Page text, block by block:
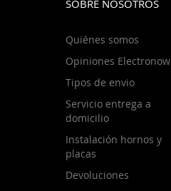
SOBRE NOSOTROS
Quiénes somos
Opiniones Electronow
Tipos de envio
Servicio entrega a
domicilio
Instalación hornos y
placas
Devoluciones